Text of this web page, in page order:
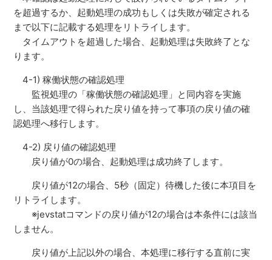
を超過するか、起動処理の成功もしくは失敗が確定される
まで以下に記載する処理をリトライします。
タイムアウトを超過した場合、起動処理は失敗終了とな
ります。
4-1) 稼働状態の確認処理
監視処理の「稼働状態の確認処理」と同内容を実施
し、当該処理で得られた戻り値を持って事項の戻り値の確
認処理へ移行します。
4-2) 戻り値の確認処理
戻り値が0の場合、起動処理は成功終了します。
戻り値が12の場合、5秒（固定）待機した後に本項目を
リトライします。
※jevstatコマンドの戻り値が12の場合は本条件には該当
しません。
戻り値が上記以外の場合、本処理に移行する直前に実